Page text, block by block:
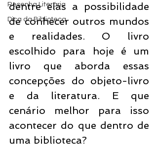
Resenha Literária
Dica da Biblioteca
dentre elas a possibilidade
de conhecer outros mundos
e realidades. O livro
escolhido para hoje é um
livro que aborda essas
concepções do objeto-livro
e da literatura. E que
cenário melhor para isso
acontecer do que dentro de
uma biblioteca?